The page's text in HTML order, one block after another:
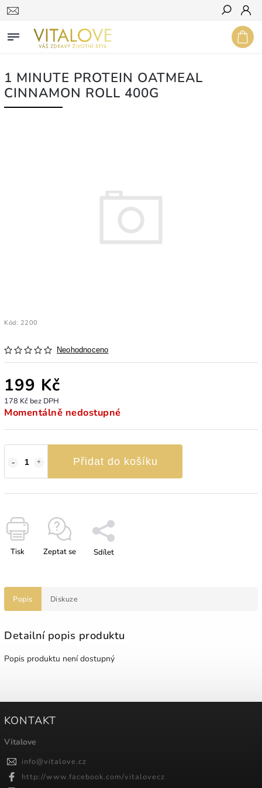
Hledat
1 MINUTE PROTEIN OATMEAL
CINNAMON ROLL 400G
Kód: 2200
Neohodnoceno
199 Kč
178 Kč bez DPH
Momentálně nedostupné
Přidat do košíku
Tisk Zeptat se Sdílet
Popis Diskuze
Detailní popis produktu
Popis produktu není dostupný
KONTAKT
Vitalove
info@vitalove.cz
http://www.facebook.com/vitalovecz